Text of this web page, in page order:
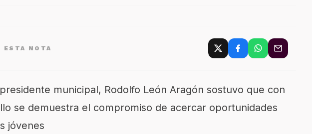
ESTA NOTA
municipal, Rodolfo León Aragón sostuvo que con
se demuestra el compromiso de acercar oportunidades
jóvenes